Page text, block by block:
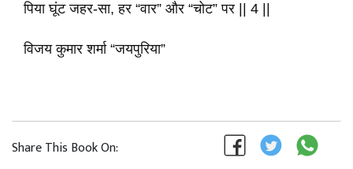
पिया घूंट जहर-सा, हर “वार” और “चोट” पर || 4 ||
विजय कुमार शर्मा “जयपुरिया”
Share This Book On: